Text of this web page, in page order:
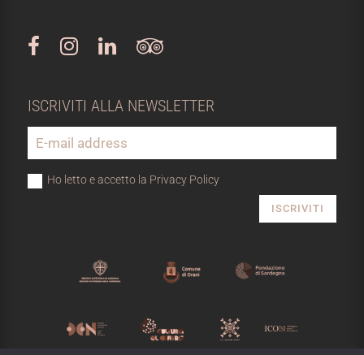
ISCRIVITI ALLA NEWSLETTER
Ho letto e accetto la Privacy Policy
ISCRIVITI